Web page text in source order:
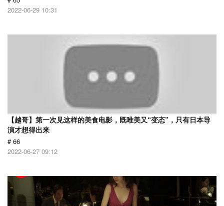
2022-06-29 10:31
【越哥】第一次见这样的美食电影，既唯美又“变态”，只有日本导
演才想得出来
# 66
2022-06-27 09:12